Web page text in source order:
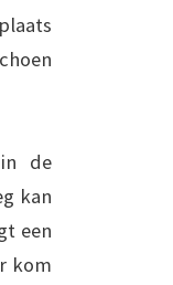
de
kan
een
kom